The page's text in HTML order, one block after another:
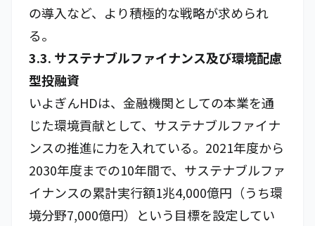
の導入など、より積極的な戦略が求められ
る。
3.3. サステナブルファイナンス及び環境配慮
型投融資
いよぎんHDは、金融機関としての本業を通
じた環境貢献として、サステナブルファイナ
ンスの推進に力を入れている。2021年度から
2030年度までの10年間で、サステナブルファ
イナンスの累計実行額1兆4,000億円（うち環
境分野7,000億円）という目標を設定してい